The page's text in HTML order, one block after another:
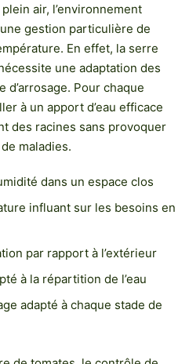
air, l’environnement
gestion particulière de
En effet, la serre
une adaptation des
Pour chaque
à un apport d’eau efficace
des racines sans provoquer
maladies.
dans un espace clos
influant sur les besoins en
par rapport à l’extérieur
à la répartition de l’eau
adapté à chaque stade de